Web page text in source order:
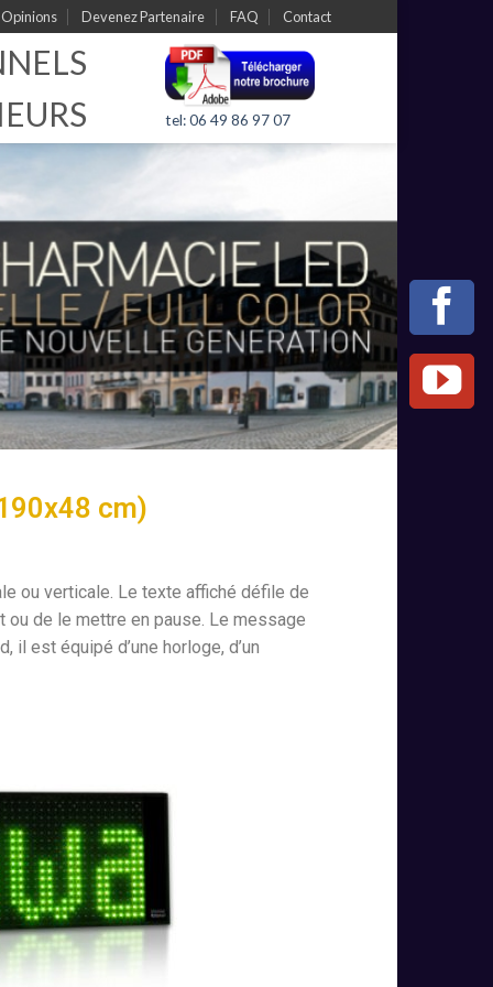
Opinions Devenez Partenaire FAQ Contact
tel: 06 49 86 97 07
cm)
ou verticale. Le texte affiché défile de
de le mettre en pause. Le message
est équipé d’une horloge, d’un